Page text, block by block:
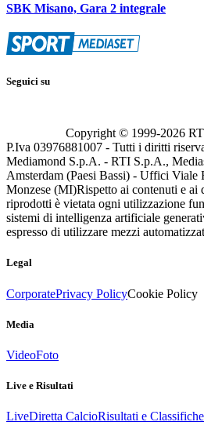
SBK Misano, Gara 2 integrale
Seguici su
Copyright © 1999-2026
P.Iva 03976881007 - Tutti i diritti
Mediamond S.p.A. - RTI S.p.A.,
Amsterdam (Paesi Bassi) - Uffici Viale
Monzese (MI)Rispetto ai contenuti e ai
riprodotti è vietata ogni utilizzazione
sistemi di intelligenza artificiale
espresso di utilizzare mezzi
Legal
CorporatePrivacy PolicyCookie Policy
Media
VideoFoto
Live e Risultati
LiveDiretta CalcioRisultati e Classifiche